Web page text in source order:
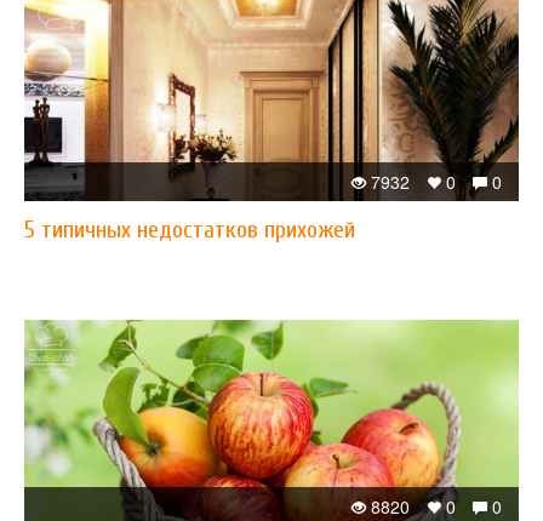
0
0
7932
5 типичных недостатков прихожей
0
0
8820